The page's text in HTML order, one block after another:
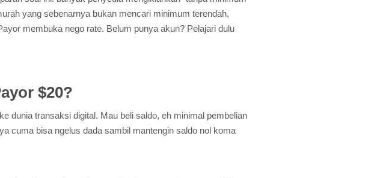
yang sebenarnya bukan mencari minimum terendah,
membuka nego rate. Belum punya akun? Pelajari dulu
$20?
dunia transaksi digital. Mau beli saldo, eh minimal pembelian
cuma bisa ngelus dada sambil mantengin saldo nol koma